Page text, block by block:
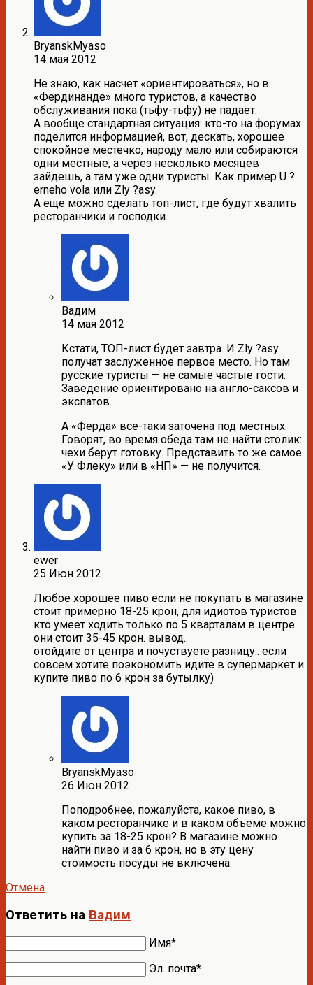
BryanskMyaso
14 мая 2012
Не знаю, как насчет «ориентироваться», но в
«Фердинанде» много туристов, а качество
обслуживания пока (тьфу-тьфу) не падает.
А вообще стандартная ситуация: кто-то на форумах
поделится информацией, вот, дескать, хорошее
спокойное местечко, народу мало или собираются
одни местные, а через несколько месяцев
зайдешь, а там уже одни туристы. Как пример U ?
erneho vola или Zly ?asy.
А еще можно сделать топ-лист, где будут хвалить
ресторанчики и господки.
Вадим
14 мая 2012
Кстати, ТОП-лист будет завтра. И Zly ?asy
получат заслуженное первое место. Но там
русские туристы — не самые частые гости.
Заведение ориентировано на англо-саксов и
экспатов.
А «Ферда» все-таки заточена под местных.
Говорят, во время обеда там не найти столик:
чехи берут готовку. Представить то же самое
«У Флеку» или в «НП» — не получится.
ewer
25 Июн 2012
Любое хорошее пиво если не покупать в магазине
стоит примерно 18-25 крон, для идиотов туристов
кто умеет ходить только по 5 кварталам в центре
они стоит 35-45 крон. вывод..
отойдите от центра и почуствуете разницу.. если
совсем хотите поэкономить идите в супермаркет и
купите пиво по 6 крон за бутылку)
BryanskMyaso
26 Июн 2012
Поподробнее, пожалуйста, какое пиво, в
каком ресторанчике и в каком объеме можно
купить за 18-25 крон? В магазине можно
найти пиво и за 6 крон, но в эту цену
стоимость посуды не включена.
Отмена
Ответить на Вадим
Имя*
Эл. почта*